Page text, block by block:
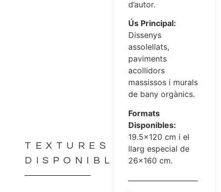
TEXTURES
DISPONIBLES
d’autor.
Ús Principal:
Dissenys
assolellats,
paviments
acollidors
massissos i murals
de bany orgànics.
Formats
Disponibles:
19.5×120 cm i el
llarg especial de
26×160 cm.